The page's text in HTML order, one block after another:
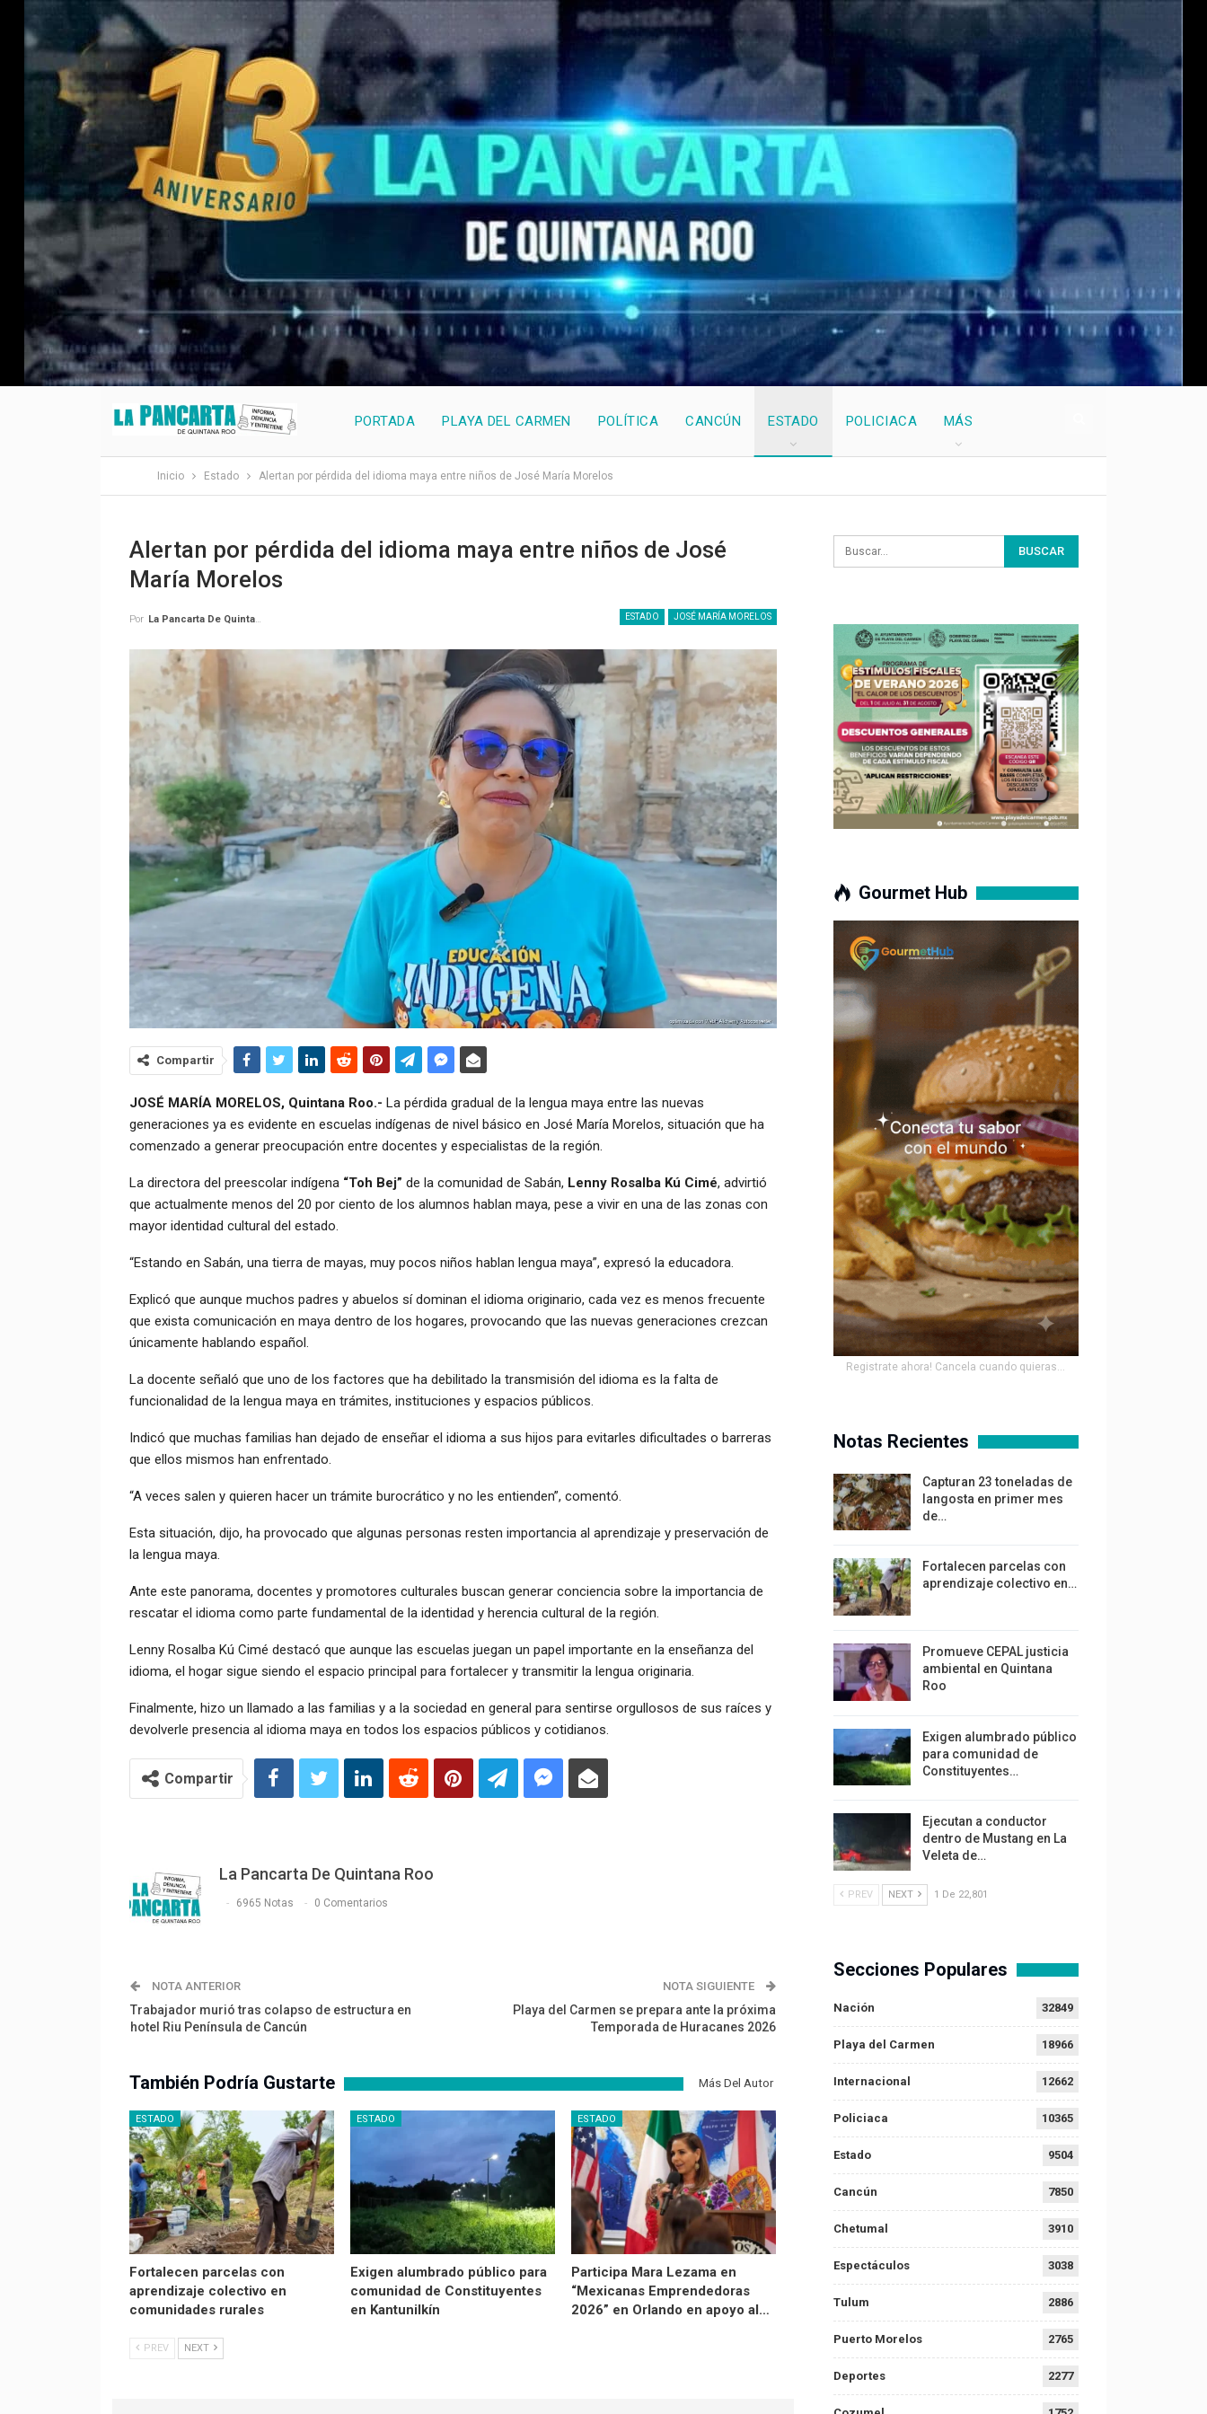
PORTADA PLAYA DEL CARMEN POLÍTICA CANCÚN ESTADO POLICIACA MÁS
Inicio Estado Alertan por pérdida del idioma maya entre niños de José María Morelos
Alertan por pérdida del idioma maya entre niños de José
María Morelos
ESTADO JOSÉ MARÍA MORELOS
Por La Pancarta De Quintana Roo
Compartir
JOSÉ MARÍA MORELOS, Quintana Roo.- La pérdida gradual de la lengua maya entre las nuevas
generaciones ya es evidente en escuelas indígenas de nivel básico en José María Morelos, situación que ha
comenzado a generar preocupación entre docentes y especialistas de la región.
La directora del preescolar indígena “Toh Bej” de la comunidad de Sabán, Lenny Rosalba Kú Cimé, advirtió
que actualmente menos del 20 por ciento de los alumnos hablan maya, pese a vivir en una de las zonas con
mayor identidad cultural del estado.
“Estando en Sabán, una tierra de mayas, muy pocos niños hablan lengua maya”, expresó la educadora.
Explicó que aunque muchos padres y abuelos sí dominan el idioma originario, cada vez es menos frecuente
que exista comunicación en maya dentro de los hogares, provocando que las nuevas generaciones crezcan
únicamente hablando español.
La docente señaló que uno de los factores que ha debilitado la transmisión del idioma es la falta de
funcionalidad de la lengua maya en trámites, instituciones y espacios públicos.
Indicó que muchas familias han dejado de enseñar el idioma a sus hijos para evitarles dificultades o barreras
que ellos mismos han enfrentado.
“A veces salen y quieren hacer un trámite burocrático y no les entienden”, comentó.
Esta situación, dijo, ha provocado que algunas personas resten importancia al aprendizaje y preservación de
la lengua maya.
Ante este panorama, docentes y promotores culturales buscan generar conciencia sobre la importancia de
rescatar el idioma como parte fundamental de la identidad y herencia cultural de la región.
Lenny Rosalba Kú Cimé destacó que aunque las escuelas juegan un papel importante en la enseñanza del
idioma, el hogar sigue siendo el espacio principal para fortalecer y transmitir la lengua originaria.
Finalmente, hizo un llamado a las familias y a la sociedad en general para sentirse orgullosos de sus raíces y
devolverle presencia al idioma maya en todos los espacios públicos y cotidianos.
Compartir
La Pancarta De Quintana Roo
6965 Notas 0 Comentarios
NOTA ANTERIOR
Trabajador murió tras colapso de estructura en
hotel Riu Península de Cancún
NOTA SIGUIENTE
Playa del Carmen se prepara ante la próxima
Temporada de Huracanes 2026
También Podría Gustarte Más Del Autor
ESTADO
Fortalecen parcelas con
aprendizaje colectivo en
comunidades rurales
ESTADO
Exigen alumbrado público para
comunidad de Constituyentes
en Kantunilkín
ESTADO
Participa Mara Lezama en
“Mexicanas Emprendedoras
2026” en Orlando en apoyo al…
PREV NEXT
Gourmet Hub
Registrate ahora! Cancela cuando quieras...
Notas Recientes
Capturan 23 toneladas de
langosta en primer mes
de…
Fortalecen parcelas con
aprendizaje colectivo en…
Promueve CEPAL justicia
ambiental en Quintana
Roo
Exigen alumbrado público
para comunidad de
Constituyentes…
Ejecutan a conductor
dentro de Mustang en La
Veleta de…
PREV NEXT 1 De 22,801
Secciones Populares
Nación 32849
Playa del Carmen 18966
Internacional 12662
Policiaca 10365
Estado 9504
Cancún 7850
Chetumal 3910
Espectáculos 3038
Tulum 2886
Puerto Morelos 2765
Deportes 2277